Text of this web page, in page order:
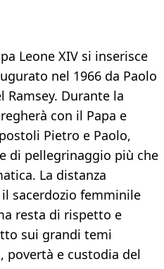
Leone XIV si inserisce
nel 1966 da Paolo
Ramsey. Durante la
con il Papa e
Pietro e Paolo,
di pellegrinaggio più che
La distanza
sacerdozio femminile
resta di rispetto e
sui grandi temi
povertà e custodia del